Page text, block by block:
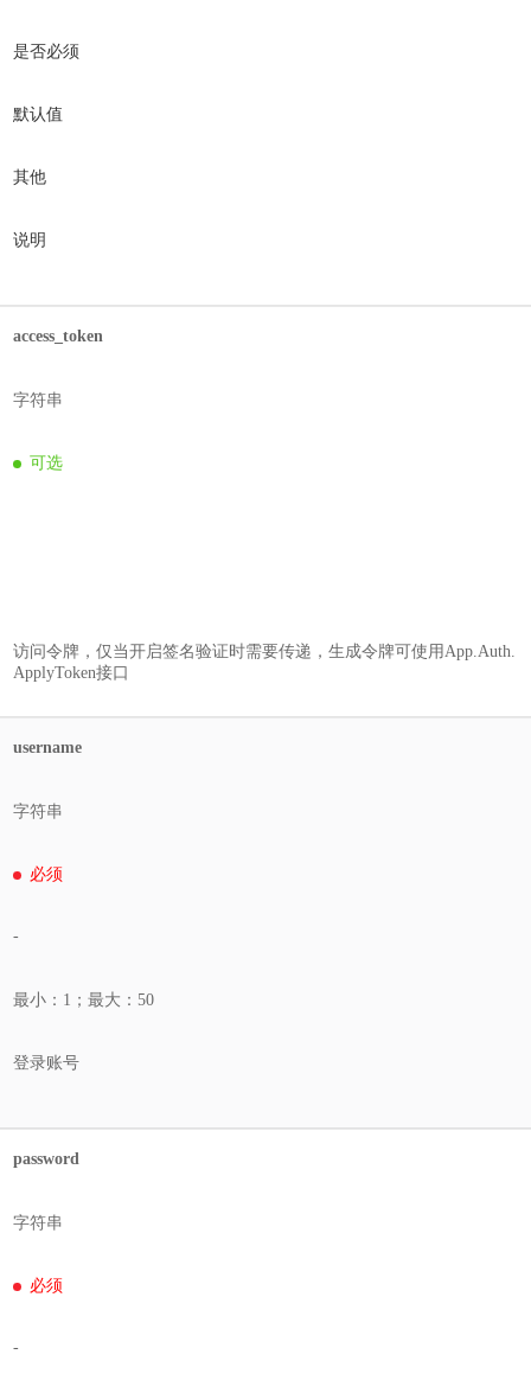
是否必须
默认值
其他
说明
access_token
字符串
可选
访问令牌，仅当开启签名验证时需要传递，生成令牌可使用App.Auth.
ApplyToken接口
username
字符串
必须
-
最小：1；最大：50
登录账号
password
字符串
必须
-